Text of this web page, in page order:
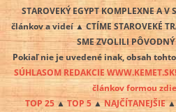
STAROVEKÝ EGYPT KOMPLEXNE A
článkov a videí ▲ CTÍME STAROVEKÉ
SME ZVOLILI
Pokiaľ nie je uvedené inak, obsah
SÚHLASOM REDAKCIE
článkov formou
TOP 25 ▲ TOP 5▲NAJČÍTANEJŠIE